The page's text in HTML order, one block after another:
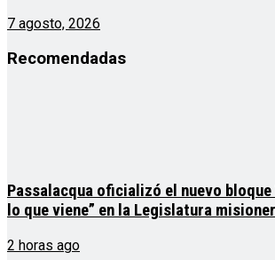
7 agosto, 2026
Recomendadas
Passalacqua oficializó el nuevo
lo que viene” en la Legislatura
2 horas ago